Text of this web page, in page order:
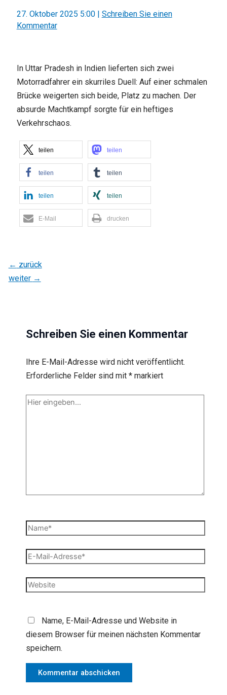
27. Oktober 2025 5:00
Schreiben Sie einen
Kommentar
In Uttar Pradesh in Indien lieferten sich zwei
Motorradfahrer ein skurriles Duell: Auf einer schmalen
Brücke weigerten sich beide, Platz zu machen. Der
absurde Machtkampf sorgte für ein heftiges
Verkehrschaos.
teilen teilen
teilen teilen
teilen teilen
E-Mail drucken
← zurück
weiter →
Schreiben Sie einen Kommentar
Ihre E-Mail-Adresse wird nicht veröffentlicht.
Erforderliche Felder sind mit *markiert
Hier
Name*
E-
Adresse*
Website
Name, E-Mail-Adresse und Website in
diesem Browser für meinen nächsten Kommentar
speichern.